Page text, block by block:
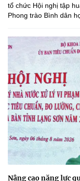
tổ chức Hội nghị tập
Phong trào Bình dân
Nâng cao năng lực